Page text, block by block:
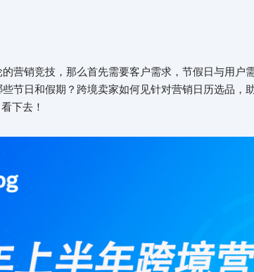
营销竞技，那么首先需要客户需求，节假日与用户
节日和假期？跨境卖家如何见针对营销日历选品，
下去！